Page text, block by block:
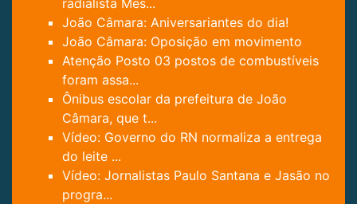
João Câmara: Aniversariantes do dia!
João Câmara: Oposição em movimento
Atenção Posto 03 postos de combustíveis
foram assa...
Ônibus escolar da prefeitura de João
Câmara, que t...
Vídeo: Governo do RN normaliza a entrega
do leite ...
Vídeo: Jornalistas Paulo Santana e Jasão no
progra...